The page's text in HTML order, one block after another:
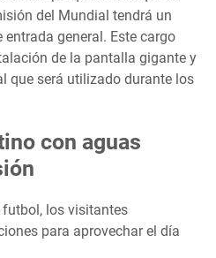
del Mundial tendrá un
general. Este cargo
de la pantalla gigante y
que será utilizado durante los
con aguas
los visitantes
para aprovechar el día